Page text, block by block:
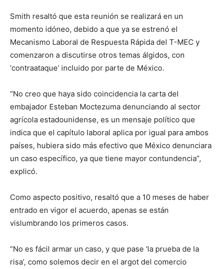
Smith resaltó que esta reunión se realizará en un
momento idóneo, debido a que ya se estrenó el
Mecanismo Laboral de Respuesta Rápida del T-MEC y
comenzaron a discutirse otros temas álgidos, con
‘contraataque’ incluido por parte de México.
“No creo que haya sido coincidencia la carta del
embajador Esteban Moctezuma denunciando al sector
agrícola estadounidense, es un mensaje político que
indica que el capítulo laboral aplica por igual para ambos
países, hubiera sido más efectivo que México denunciara
un caso específico, ya que tiene mayor contundencia”,
explicó.
Como aspecto positivo, resaltó que a 10 meses de haber
entrado en vigor el acuerdo, apenas se están
vislumbrando los primeros casos.
“No es fácil armar un caso, y que pase ‘la prueba de la
risa’, como solemos decir en el argot del comercio